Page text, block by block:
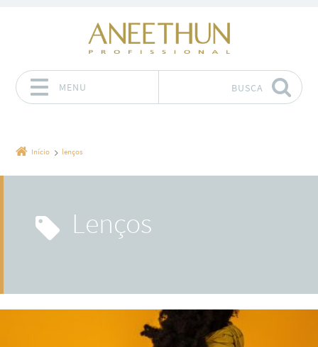
MENU BUSCA
Início lenços
lenços